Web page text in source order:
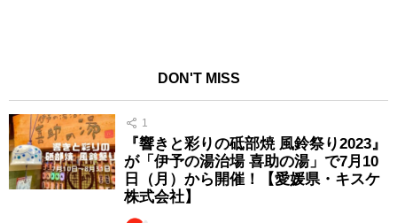
DON'T MISS
1
『響きと彩りの砥部焼 風鈴祭り2023』
が「伊予の湯治場 喜助の湯」で7月10
日（月）から開催！【愛媛県・キスケ
株式会社】